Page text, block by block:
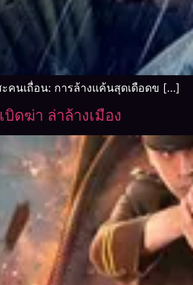
คนเถื่อน: การล้างแค้นสุดเดือดข […]
ดฆ่า ล่าล้างเมือง